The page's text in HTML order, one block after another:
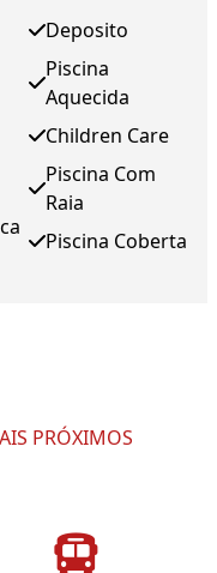
Deposito
Piscina
Aquecida
Children Care
Piscina Com
Raia
Piscina Coberta
PRÓXIMOS